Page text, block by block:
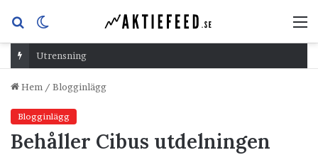
Sök
efterskin
Utrensning
Hem / Blogginlägg
Blogginlägg
Behåller Cibus utdelningen